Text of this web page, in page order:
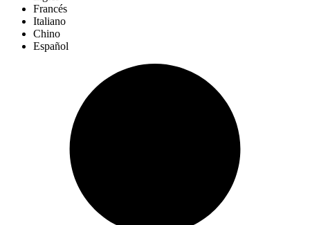
Francés
Italiano
Chino
Español